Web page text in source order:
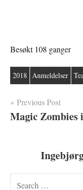
Besøkt 108 ganger
2018 Anmeldelser
Previous Post
Magic